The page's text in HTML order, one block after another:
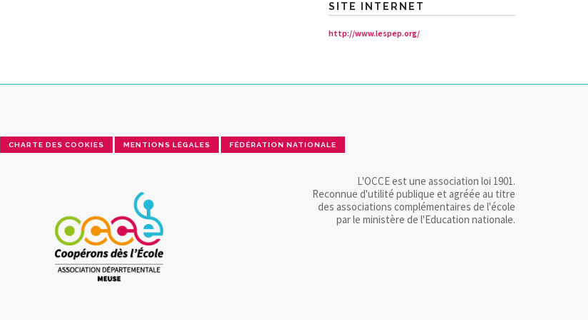
SITE INTERNET
http://www.lespep.org/
CHARTE DES COOKIES MENTIONS LÉGALES FÉDÉRATION NATIONALE
L'OCCE est une association loi 1901.
Reconnue d'utilité publique et agréée au titre
des associations complémentaires de l'école
par le ministère de l'Education nationale.